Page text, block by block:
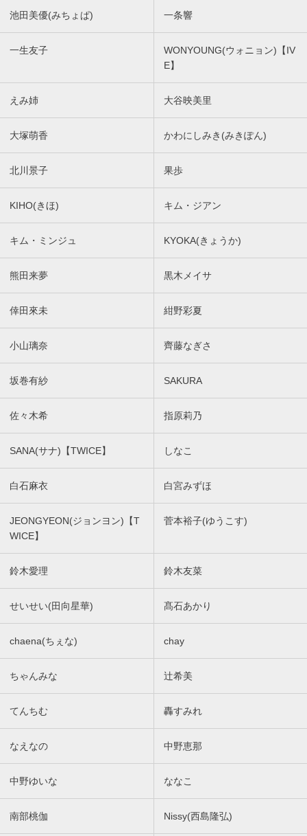
池田美優(みちょぱ) 一条響
一生友子
WONYOUNG(ウォニョン)【IV
E】
えみ姉 大谷映美里
大塚萌香 かわにしみき(みきぽん)
北川景子 果歩
KIHO(きほ) キム・ジアン
キム・ミンジュ KYOKA(きょうか)
熊田来夢 黒木メイサ
倖田來未 紺野彩夏
小山璃奈 齊藤なぎさ
坂巻有紗 SAKURA
佐々木希 指原莉乃
SANA(サナ)【TWICE】 しなこ
白石麻衣 白宮みずほ
JEONGYEON(ジョンヨン)【T
WICE】
菅本裕子(ゆうこす)
鈴木愛理 鈴木友菜
せいせい(田向星華) 髙石あかり
chaena(ちぇな) chay
ちゃんみな 辻希美
てんちむ 轟すみれ
なえなの 中野恵那
中野ゆいな ななこ
南部桃伽 Nissy(西島隆弘)